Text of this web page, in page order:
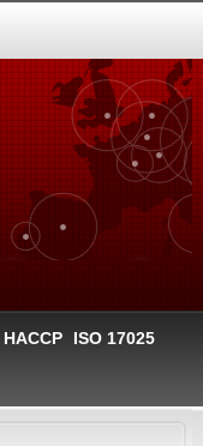
HACCP ISO 17025